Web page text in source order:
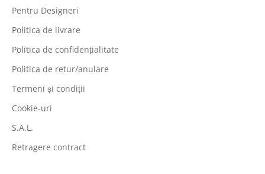
Pentru Designeri
Politica de livrare
Politica de confidențialitate
Politica de retur/anulare
Termeni și condiții
Cookie-uri
S.A.L.
Retragere contract